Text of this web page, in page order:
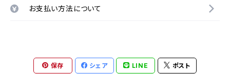
お支払い方法について
保存 シェア LINE ポスト